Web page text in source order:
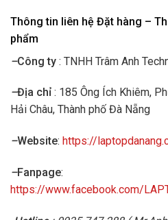
Thông tin liên hệ Đặt hàng –
phẩm
–Công ty : TNHH Trâm Anh
–Địa chỉ : 185 Ông Ích Khiêm,
Hải Châu, Thành phố Đà Nẵng
–Website: https://
–Fanpage:
https://www.facebook.com/